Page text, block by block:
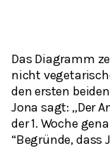
Das Diagramm
nicht
den ersten
Jona sagt: „Der
der 1. Woche
“Begründe, dass